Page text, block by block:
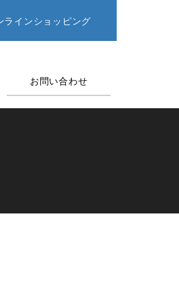
ラインショッピング
お問い合わせ